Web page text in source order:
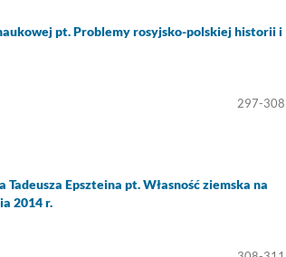
pt. Problemy rosyjsko-polskiej historii i
297-308
Epszteina pt. Własność ziemska na
2014 r.